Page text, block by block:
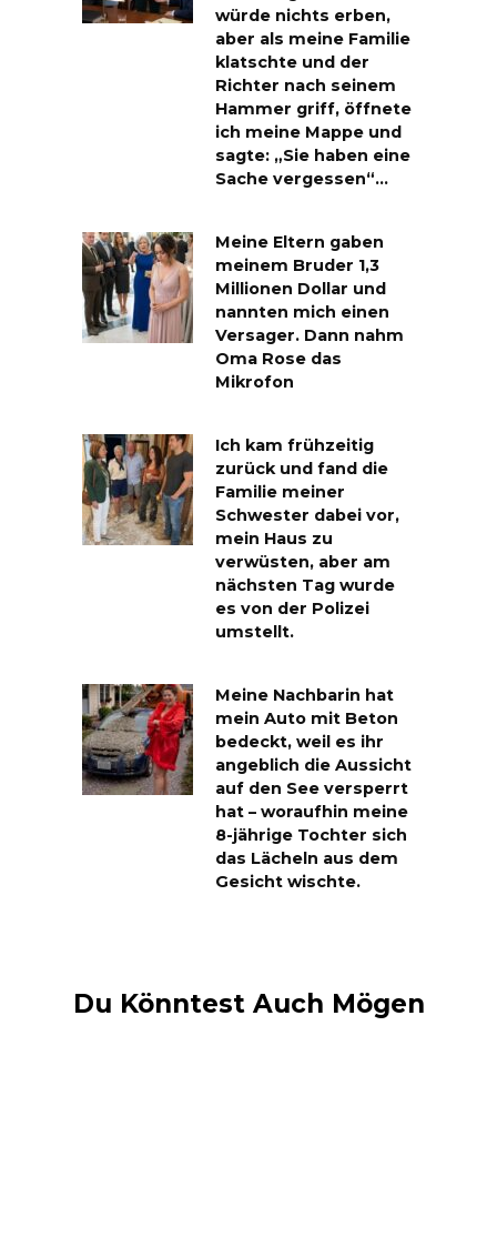
würde nichts erben,
aber als meine Familie
klatschte und der
Richter nach seinem
Hammer griff, öffnete
ich meine Mappe und
sagte: „Sie haben eine
Sache vergessen“…
Meine Eltern gaben
meinem Bruder 1,3
Millionen Dollar und
nannten mich einen
Versager. Dann nahm
Oma Rose das
Mikrofon
Ich kam frühzeitig
zurück und fand die
Familie meiner
Schwester dabei vor,
mein Haus zu
verwüsten, aber am
nächsten Tag wurde
es von der Polizei
umstellt.
Meine Nachbarin hat
mein Auto mit Beton
bedeckt, weil es ihr
angeblich die Aussicht
auf den See versperrt
hat – woraufhin meine
8-jährige Tochter sich
das Lächeln aus dem
Gesicht wischte.
Du Könntest Auch Mögen